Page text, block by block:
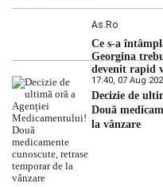
As.ro
Ce s-a
Georgina
devenit rapid
17:40, 07 Aug
Decizie de
Două
la vânzare